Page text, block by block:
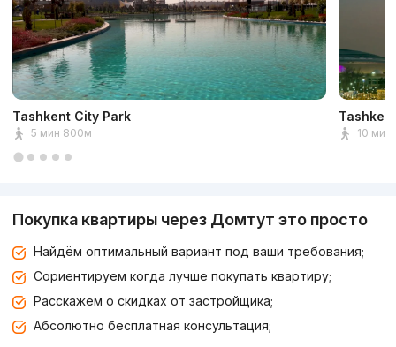
Tashkent City Park
5 мин 800м 10 мин
Покупка квартиры через Домтут это просто
Найдём оптимальный вариант под ваши требования;
Сориентируем когда лучше покупать квартиру;
Расскажем о скидках от застройщика;
Абсолютно бесплатная консультация;